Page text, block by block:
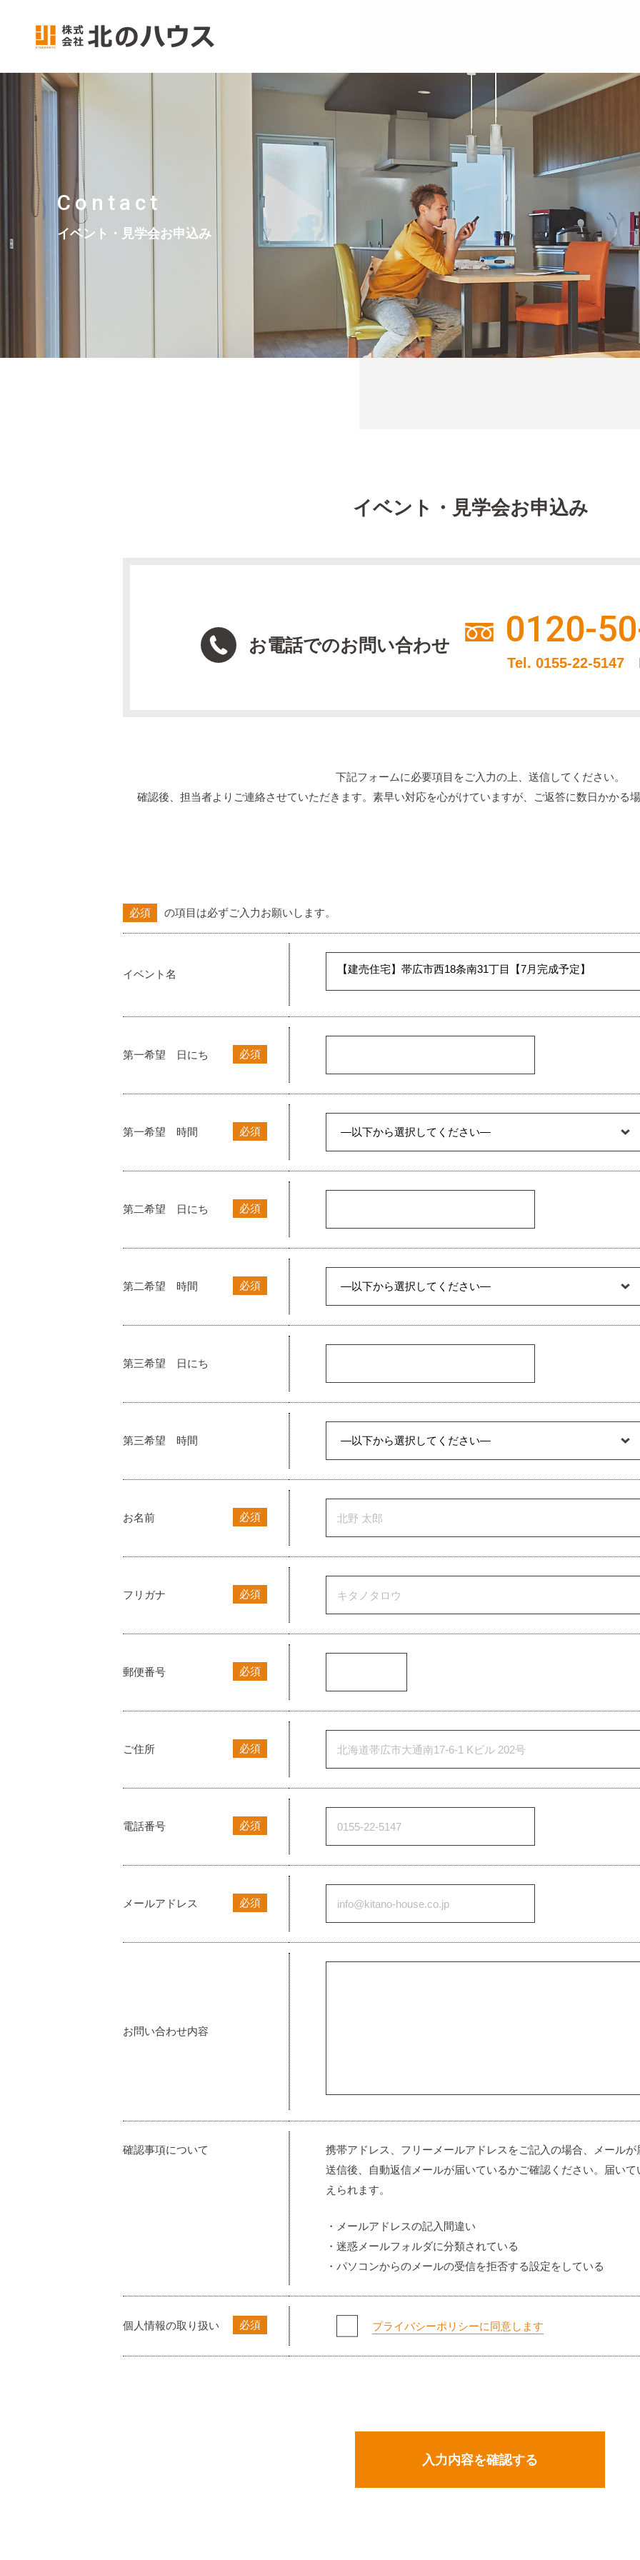
Contact
イベント・見学会お申込み
イベント・見学会お申込み
お電話でのお問い合わせ 0120-
Tel. 0155-22-5147
下記フォームに必要項目をご入力の上、送信してください。
確認後、担当者よりご連絡させていただきます。 素早い対応を心がけていますが、 ご返答に数日かかる
必須 の項目は必ずご入力お願いします。
イベント名
第一希望 日にち 必須
第一希望 時間 必須
第二希望 日にち 必須
第二希望 時間 必須
第三希望 日にち
第三希望 時間
お名前 必須
フリガナ 必須
郵便番号 必須
ご住所 必須
電話番号 必須
メールアドレス 必須
お問い合わせ内容
確認事項について
携帯アドレス、フリーメールアドレスをご記入の場合、メール
送信後、自動返信メールが届いているかご確認ください。届い
えられます。
・メールアドレスの記入間違い
・迷惑メールフォルダに分類されている
・パソコンからのメールの受信を拒否する設定をしている
個人情報の取り扱い 必須 プライバシーポリシーに同意します